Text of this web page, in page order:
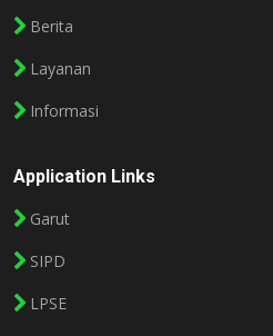
Berita
Layanan
Informasi
Application Links
Garut
SIPD
LPSE